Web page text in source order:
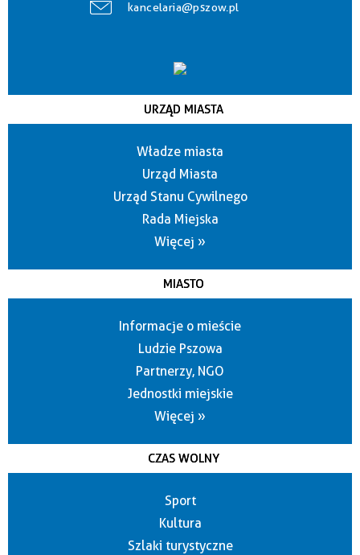
kancelaria@pszow.pl
URZĄD MIASTA
Władze miasta
Urząd Miasta
Urząd Stanu Cywilnego
Rada Miejska
Więcej »
MIASTO
Informacje o mieście
Ludzie Pszowa
Partnerzy, NGO
Jednostki miejskie
Więcej »
CZAS WOLNY
Sport
Kultura
Szlaki turystyczne